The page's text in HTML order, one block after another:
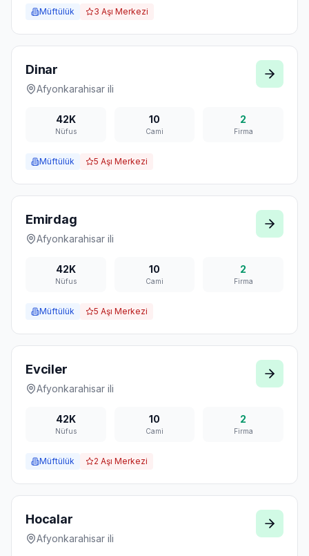
Müftülük 3 Aşı Merkezi
Dinar
Afyonkarahisar ili
42K
Nüfus
10
Cami
2
Firma
Müftülük 5 Aşı Merkezi
Emirdag
Afyonkarahisar ili
42K
Nüfus
10
Cami
2
Firma
Müftülük 5 Aşı Merkezi
Evciler
Afyonkarahisar ili
42K
Nüfus
10
Cami
2
Firma
Müftülük 2 Aşı Merkezi
Hocalar
Afyonkarahisar ili